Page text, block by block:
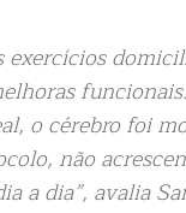
exercícios
o cérebro foi
não
a dia”, avalia